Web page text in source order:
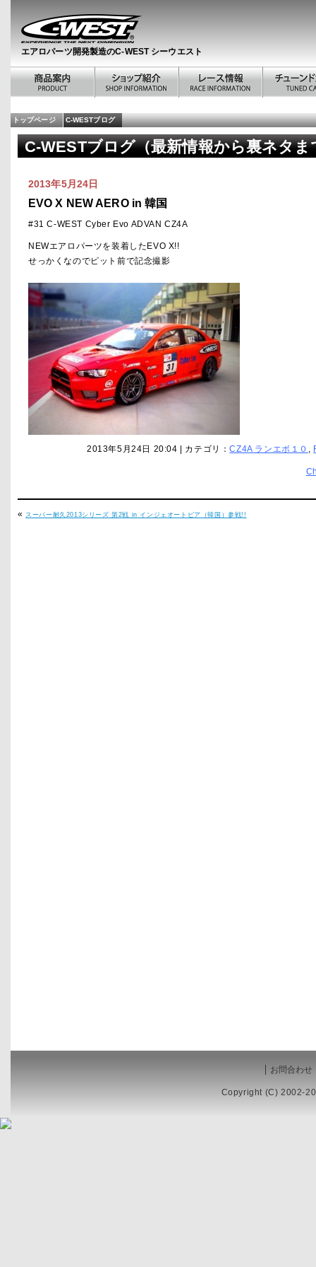
エアロパーツ開発製造のC-WEST シーウエスト
トップページ C-WESTブログ
C-WESTブログ（最新情報から裏ネタま
2013年5月24日
EVO X NEW AERO in 韓国
#31 C-WEST Cyber Evo ADVAN CZ4A
NEWエアロパーツを装着したEVO X!!
せっかくなのでピット前で記念撮影
2013年5月24日 20:04 | カテゴリ：CZ4A ランエボ１０ ,
« スーパー耐久2013シリーズ 第2戦 in インジェオートピア（韓国）参戦!!
お問合わせ
Copyright (C) 2002-